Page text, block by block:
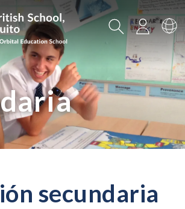
BuscarIniciar
secundaria